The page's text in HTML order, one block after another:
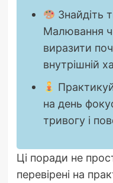
Знайдіть
Малювання
виразити
внутрішній
на день
тривогу і
Ці поради не
перевірені на